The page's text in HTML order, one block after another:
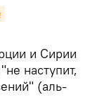
и Сирии
наступит,
(аль-